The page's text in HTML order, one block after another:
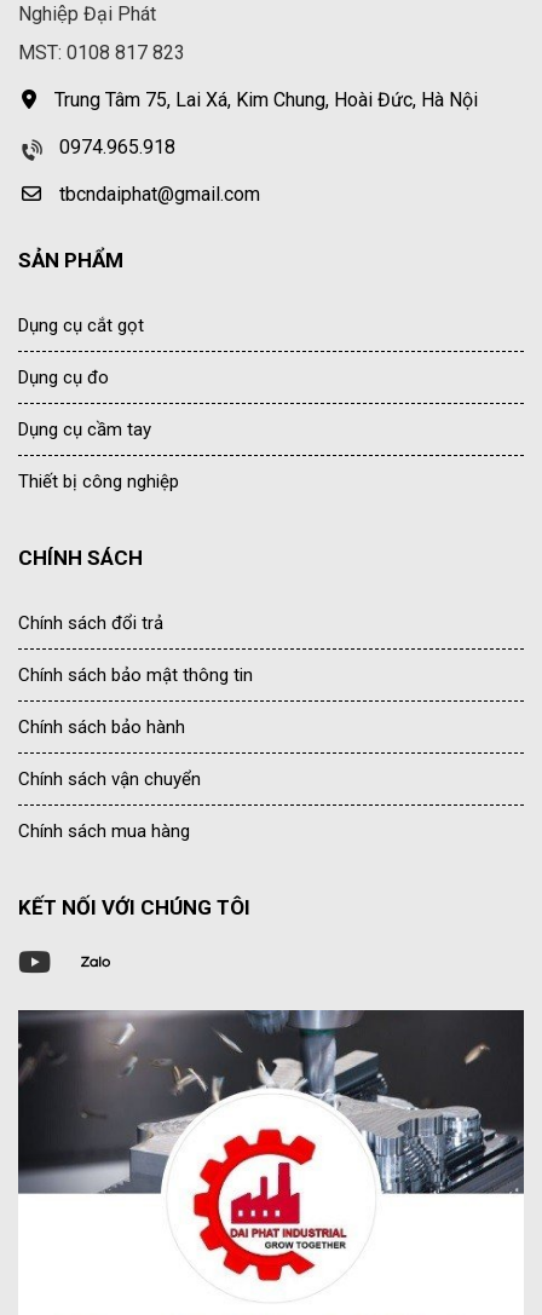
Nghiệp Đại Phát
MST: 0108 817 823
Trung Tâm 75, Lai Xá, Kim Chung, Hoài Đức, Hà Nội
0974.965.918
tbcndaiphat@gmail.com
SẢN PHẨM
Dụng cụ cắt gọt
Dụng cụ đo
Dụng cụ cầm tay
Thiết bị công nghiệp
CHÍNH SÁCH
Chính sách đổi trả
Chính sách bảo mật thông tin
Chính sách bảo hành
Chính sách vận chuyển
Chính sách mua hàng
KẾT NỐI VỚI CHÚNG TÔI